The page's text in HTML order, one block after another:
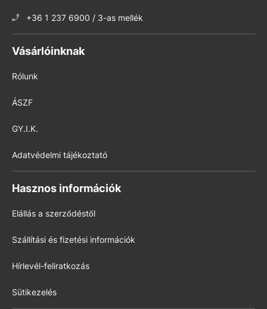
+36 1 237 6900 / 3-as mellék
Vásárlóinknak
Rólunk
ÁSZF
GY.I.K.
Adatvédelmi tájékoztató
Hasznos információk
Elállás a szerződéstől
Szállítási és fizetési információk
Hírlevél-feliratkozás
Sütikezelés